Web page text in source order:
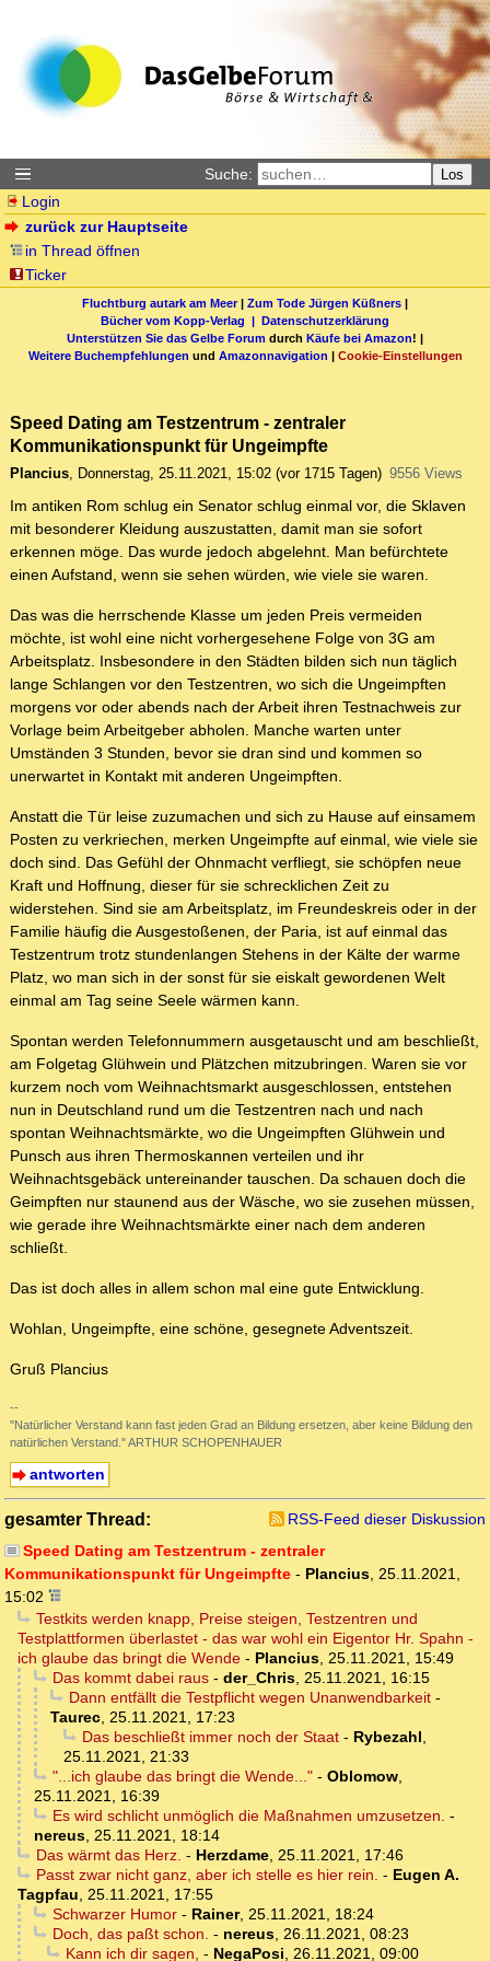
Suche: Los
Login
zurück zur Hauptseite
in Thread öffnen
Ticker
Fluchtburg autark am Meer| Zum Tode Jürgen Küßners |
Bücher vom Kopp-Verlag | Datenschutzerklärung
Unterstützen Sie das Gelbe Forum durch Käufe bei Amazon! |
Weitere Buchempfehlungen und Amazonnavigation | Cookie-Einstellungen
Speed Dating am Testzentrum - zentraler
Kommunikationspunkt für Ungeimpfte
Plancius, Donnerstag, 25.11.2021, 15:02 (vor 1715 Tagen) 9556 Views
Im antiken Rom schlug ein Senator schlug einmal vor, die Sklaven
mit besonderer Kleidung auszustatten, damit man sie sofort
erkennen möge. Das wurde jedoch abgelehnt. Man befürchtete
einen Aufstand, wenn sie sehen würden, wie viele sie waren.
Das was die herrschende Klasse um jeden Preis vermeiden
möchte, ist wohl eine nicht vorhergesehene Folge von 3G am
Arbeitsplatz. Insbesondere in den Städten bilden sich nun täglich
lange Schlangen vor den Testzentren, wo sich die Ungeimpften
morgens vor oder abends nach der Arbeit ihren Testnachweis zur
Vorlage beim Arbeitgeber abholen. Manche warten unter
Umständen 3 Stunden, bevor sie dran sind und kommen so
unerwartet in Kontakt mit anderen Ungeimpften.
Anstatt die Tür leise zuzumachen und sich zu Hause auf einsamem
Posten zu verkriechen, merken Ungeimpfte auf einmal, wie viele sie
doch sind. Das Gefühl der Ohnmacht verfliegt, sie schöpfen neue
Kraft und Hoffnung, dieser für sie schrecklichen Zeit zu
widerstehen. Sind sie am Arbeitsplatz, im Freundeskreis oder in der
Familie häufig die Ausgestoßenen, der Paria, ist auf einmal das
Testzentrum trotz stundenlangen Stehens in der Kälte der warme
Platz, wo man sich in der sonst für sie eiskalt gewordenen Welt
einmal am Tag seine Seele wärmen kann.
Spontan werden Telefonnummern ausgetauscht und am beschließt,
am Folgetag Glühwein und Plätzchen mitzubringen. Waren sie vor
kurzem noch vom Weihnachtsmarkt ausgeschlossen, entstehen
nun in Deutschland rund um die Testzentren nach und nach
spontan Weihnachtsmärkte, wo die Ungeimpften Glühwein und
Punsch aus ihren Thermoskannen verteilen und ihr
Weihnachtsgebäck untereinander tauschen. Da schauen doch die
Geimpften nur staunend aus der Wäsche, wo sie zusehen müssen,
wie gerade ihre Weihnachtsmärkte einer nach dem anderen
schließt.
Das ist doch alles in allem schon mal eine gute Entwicklung.
Wohlan, Ungeimpfte, eine schöne, gesegnete Adventszeit.
Gruß Plancius
--
"Natürlicher Verstand kann fast jeden Grad an Bildung ersetzen, aber keine Bildung den
natürlichen Verstand." ARTHUR SCHOPENHAUER
antworten
gesamter Thread:
RSS-Feed dieser Diskussion
Speed Dating am Testzentrum - zentraler
Kommunikationspunkt für Ungeimpfte - Plancius, 25.11.2021,
15:02
Testkits werden knapp, Preise steigen, Testzentren und
Testplattformen überlastet - das war wohl ein Eigentor Hr. Spahn -
ich glaube das bringt die Wende - Plancius, 25.11.2021, 15:49
Das kommt dabei raus- der_Chris, 25.11.2021, 16:15
Dann entfällt die Testpflicht wegen Unanwendbarkeit-
Taurec, 25.11.2021, 17:23
Das beschließt immer noch der Staat- Rybezahl,
25.11.2021, 21:33
"...ich glaube das bringt die Wende..."- Oblomow,
25.11.2021, 16:39
Es wird schlicht unmöglich die Maßnahmen umzusetzen. -
nereus, 25.11.2021, 18:14
Das wärmt das Herz. - Herzdame, 25.11.2021, 17:46
Passt zwar nicht ganz, aber ich stelle es hier rein. - Eugen A.
Tagpfau, 25.11.2021, 17:55
Schwarzer Humor- Rainer, 25.11.2021, 18:24
Doch, das paßt schon. - nereus, 26.11.2021, 08:23
Kann ich dir sagen, - NegaPosi, 26.11.2021, 09:00